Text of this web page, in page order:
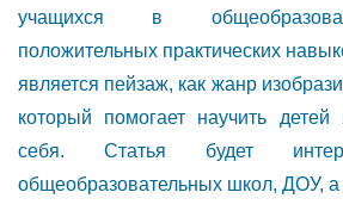
учащихся в
положительных практических
является пейзаж, как жанр
который помогает научить детей
себя. Статья будет
общеобразовательных школ, ДОУ, а